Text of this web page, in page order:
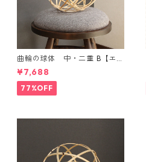
曲輪の球体 中・二重 B【エン
ブレムオブジェ発売記念・限
定特別価格】
¥7,688
77%OFF